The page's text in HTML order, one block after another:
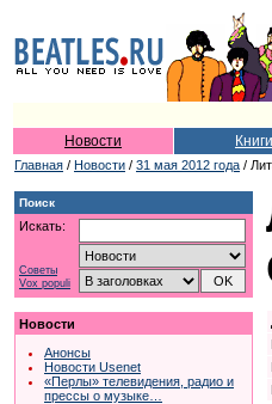
Новости Книги
Главная / Новости / 31 мая 2012 года /
Поиск
Искать:
Советы
Vox populi
Новости
Анонсы
Новости Usenet
«Перлы» телевидения, радио и
прессы о музыке…